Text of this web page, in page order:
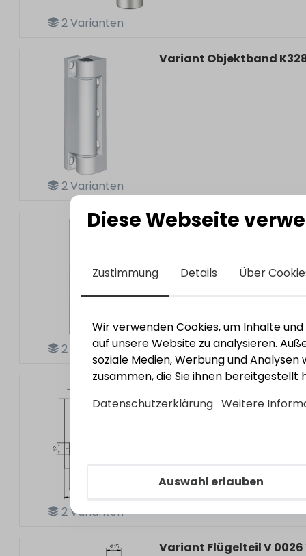
2Varianten
2Varianten
Variant Objektband
2Varianten
Variant Objektband
2Varianten
Variant Klemmblock V
Variant Flügelteil V 0026
Diese Webseite
Zustimmung Details Über
Wir verwenden Cookies, um Inhalte
auf unsere Website zu analysieren.
soziale Medien, Werbung und
zusammen, die Sie ihnen
Datenschutzerklärung Weitere
Auswahl erlauben